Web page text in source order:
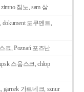
짐노, sam 삼
dokument 도쿠멘트,
크, Poznań 포즈난
스웁스크, chłop
garnek 가르네크, sznur